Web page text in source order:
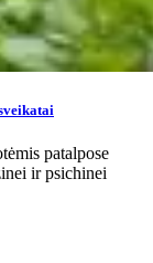
patalpose
ir psichinei